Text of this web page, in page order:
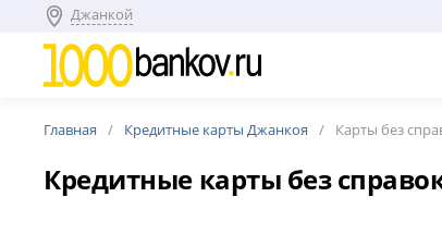
Джанкой
Главная Кредитные карты Джанкоя Карты без
Кредитные карты без